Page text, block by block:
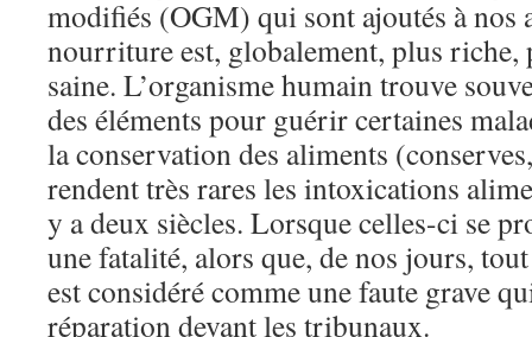
modifiés (OGM) qui sont ajoutés à nos
nourriture est, globalement, plus riche,
saine. L’organisme humain trouve
des éléments pour guérir certaines
la conservation des aliments
rendent très rares les intoxications
y a deux siècles. Lorsque celles-ci se
une fatalité, alors que, de nos jours,
est considéré comme une faute grave
réparation devant les tribunaux.